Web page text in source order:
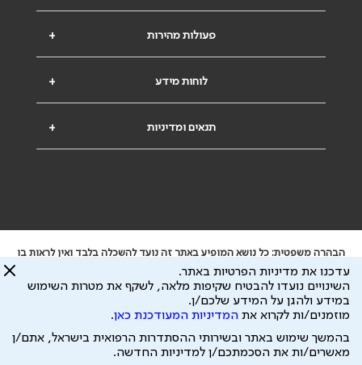
+ פעולות מהירות
+ לוחות מידע
+ תנאים ומדיניות
הבהרה משפטית: כל נושא המופיע באתר זה נועד להשכלה בלבד ואין לראות בו
ייעוץ רפואי או משפטי. אין הר"י אחראית לתוכן המתפרסם באתר זה ולכל נזק
שעלול להיגרם.
ידוע לי שהר"י אוספת ושומרת מידע אישי לצורך מתן השרות וכי חלק ממנו עשוי
להיות מועבר לצדדים שלישיים, הכל בכפוף למדיניות הפרטיות
פיתוח ע"י עיצוב ע"י
עדכנו את מדיניות הפרטיות באתר.
השינויים נועדו להבטיח שקיפות מלאה, לשקף את מטרות השימוש
במידע ולהגן על המידע שלכם/ן.
מוזמנים/ות לקרוא את המדיניות המעודכנת כאן.
בהמשך שימוש באתר ובשירותי ההסתדרות הרפואית בישראל, אתם/ן
מאשרים/ות את הסכמתכם/ן למדיניות החדשה.